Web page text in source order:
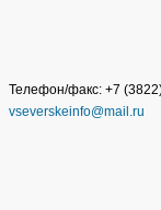
Телефон/факс: +7
vseverskeinfo@mail.ru